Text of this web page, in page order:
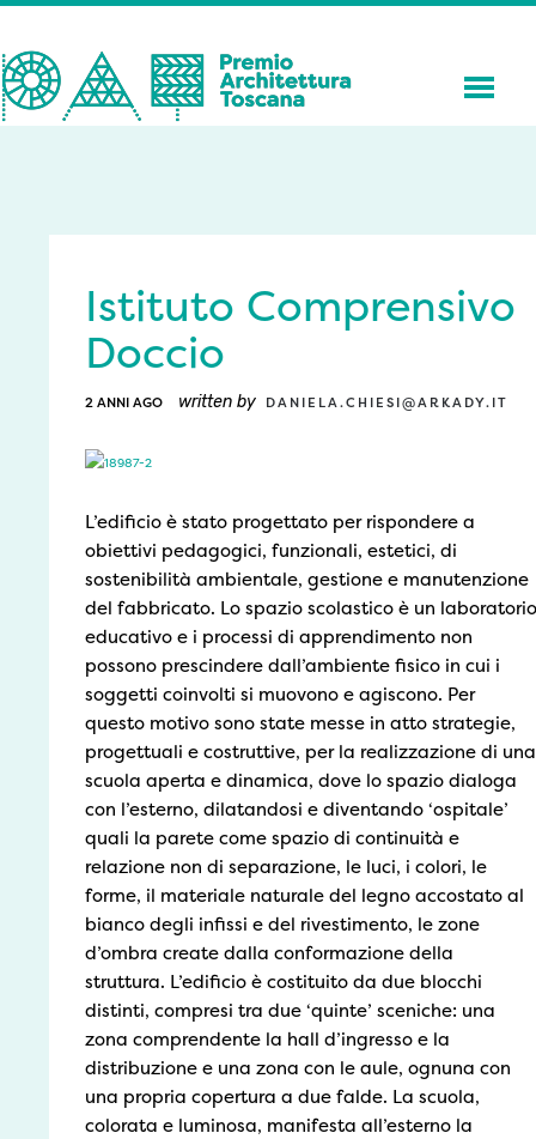
Istituto Comprensivo
Doccio
2 ANNI AGO written by DANIELA.CHIESI@ARKADY.IT
L’edificio è stato progettato per rispondere a
obiettivi pedagogici, funzionali, estetici, di
sostenibilità ambientale, gestione e manutenzione
del fabbricato. Lo spazio scolastico è un laboratorio
educativo e i processi di apprendimento non
possono prescindere dall’ambiente fisico in cui i
soggetti coinvolti si muovono e agiscono. Per
questo motivo sono state messe in atto strategie,
progettuali e costruttive, per la realizzazione di una
scuola aperta e dinamica, dove lo spazio dialoga
con l’esterno, dilatandosi e diventando ‘ospitale’
quali la parete come spazio di continuità e
relazione non di separazione, le luci, i colori, le
forme, il materiale naturale del legno accostato al
bianco degli infissi e del rivestimento, le zone
d’ombra create dalla conformazione della
struttura. L’edificio è costituito da due blocchi
distinti, compresi tra due ‘quinte’ sceniche: una
zona comprendente la hall d’ingresso e la
distribuzione e una zona con le aule, ognuna con
una propria copertura a due falde. La scuola,
colorata e luminosa, manifesta all’esterno la